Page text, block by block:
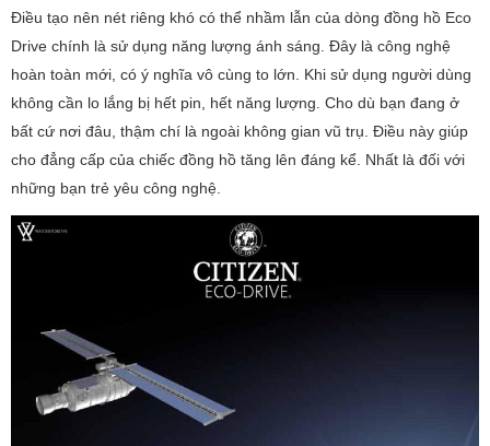
Điều tạo nên nét riêng khó có thể nhầm lẫn của dòng đồng hồ Eco
Drive chính là sử dụng năng lượng ánh sáng. Đây là công nghệ
hoàn toàn mới, có ý nghĩa vô cùng to lớn. Khi sử dụng người dùng
không cần lo lắng bị hết pin, hết năng lượng. Cho dù bạn đang ở
bất cứ nơi đâu, thậm chí là ngoài không gian vũ trụ. Điều này giúp
cho đẳng cấp của chiếc đồng hồ tăng lên đáng kể. Nhất là đối với
những bạn trẻ yêu công nghệ.